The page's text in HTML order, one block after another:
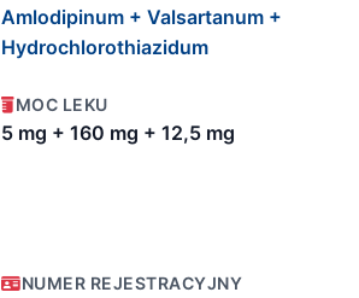
Amlodipinum + Valsartanum +
Hydrochlorothiazidum
MOC LEKU
5 mg + 160 mg + 12,5 mg
NUMER REJESTRACYJNY